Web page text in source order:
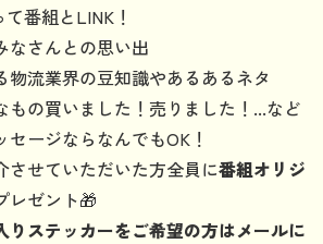
て番組とLINK！
なさんとの思い出
物流業界の豆知識やあるあるネタ
もの買いました！売りました！...など
ージならなんでもOK！
させていただいた方全員に番組オリジ
レゼント🎁
りステッカーをご希望の方はメールに